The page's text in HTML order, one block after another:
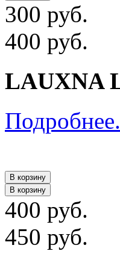
300 руб.
400 руб.
LAUXNA
В корзину
В корзину
400 руб.
450 руб.